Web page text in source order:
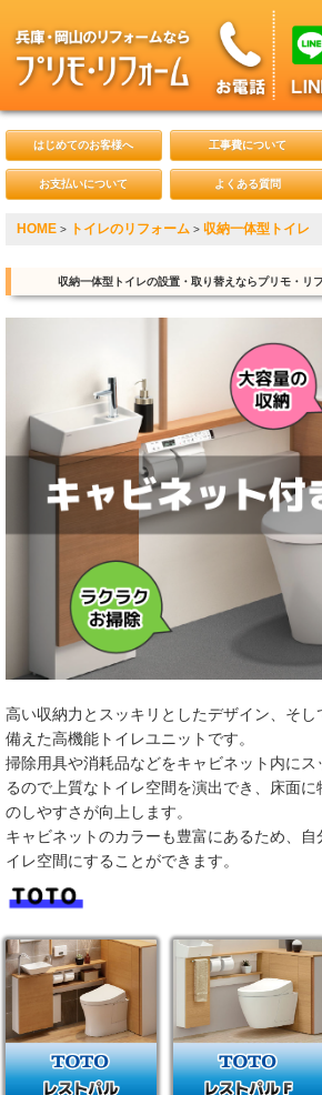
はじめてのお客様へ 工事費について
お支払いについて よくある質問
HOME > トイレのリフォーム > 収納一体型トイレ
収納一体型トイレの設置・取り替えならプリモ・リ
高い収納力とスッキリとしたデザイン、そ
備えた高機能トイレユニットです。
掃除用具や消耗品などをキャビネット内にス
るので上質なトイレ空間を演出でき、床面
のしやすさが向上します。
キャビネットのカラーも豊富にあるため、自
イレ空間にすることができます。